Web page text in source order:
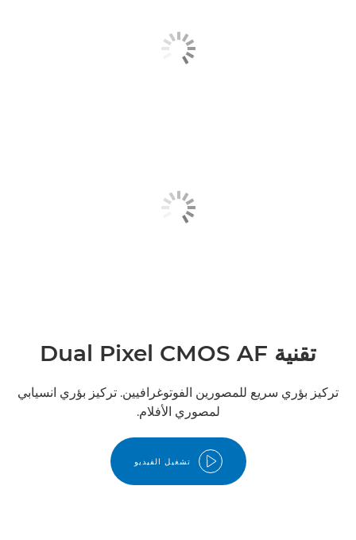
تقنية Dual Pixel CMOS AF
تركيز بؤري سريع للمصورين الفوتوغرافيين. تركيز بؤري انسيابي
لمصوري الأفلام.
تشغيل الفيديو